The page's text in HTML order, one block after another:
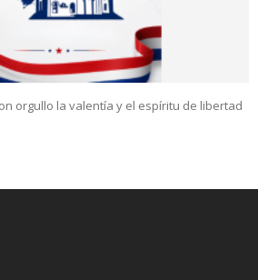
orgullo la valentía y el espíritu de libertad